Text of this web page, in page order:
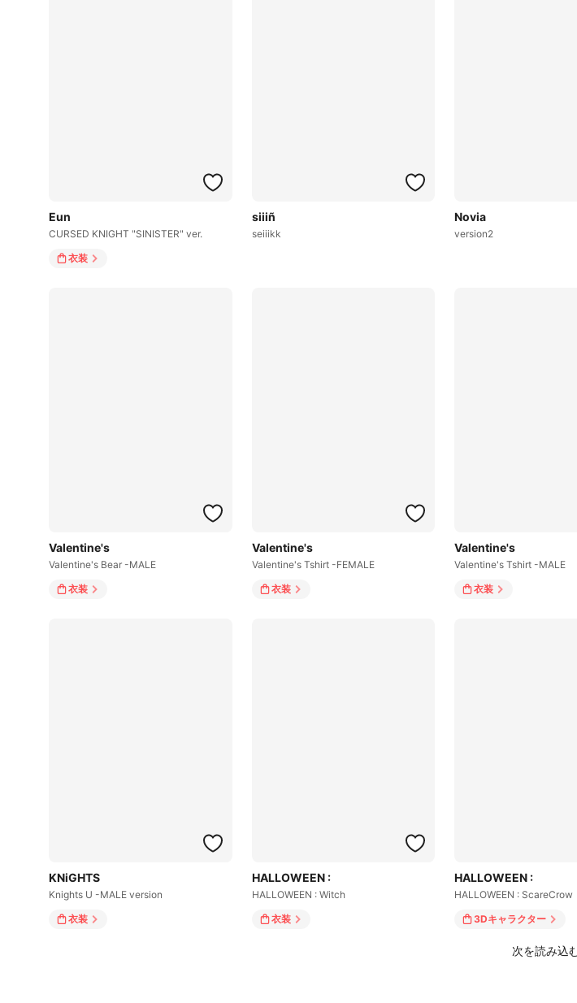
Eun
CURSED KNIGHT "SINISTER" ver.
衣装
siiiñ
seiiikk
Novia
version2
Valentine's
Valentine's Bear -MALE
衣装
Valentine's
Valentine's Tshirt -FEMALE
衣装
Valentine's
Valentine's Tshirt -MALE
衣装
KNiGHTS
Knights U -MALE version
衣装
HALLOWEEN :
HALLOWEEN : Witch
衣装
HALLOWEEN :
HALLOWEEN : ScareCrow
3Dキャラクター
次を読み込